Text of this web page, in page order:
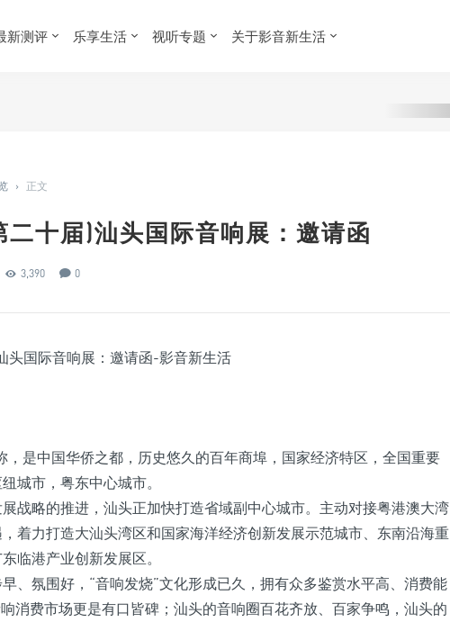
新测评 乐享生活 视听专题 关于影音新生活
› 正文
十届)汕头国际音响展：邀请函
3,390 0
，是中国华侨之都，历史悠久的百年商埠，国家经济特区，全国重要
城市，粤东中心城市。
战略的推进，汕头正加快打造省域副中心城市。主动对接粤港澳大湾
着力打造大汕头湾区和国家海洋经济创新发展示范城市、东南沿海重
临港产业创新发展区。
、氛围好，“音响发烧”文化形成已久，拥有众多鉴赏水平高、消费能
消费市场更是有口皆碑；汕头的音响圈百花齐放、百家争鸣，汕头的